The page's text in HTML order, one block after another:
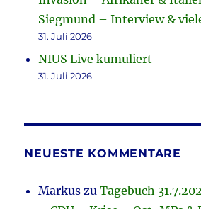
Siegmund – Interview &
31. Juli 2026
NIUS Live kumuliert
31. Juli 2026
NEUESTE KOMMENTARE
Markus zuTagebuch